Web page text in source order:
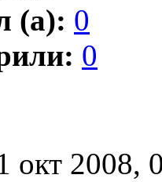
(а): 0
0
окт 2008,